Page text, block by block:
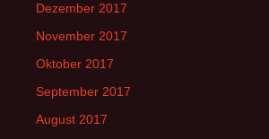
Dezember 2017
November 2017
Oktober 2017
September 2017
August 2017